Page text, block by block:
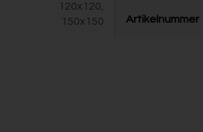
120x120,
150x150
Artikelnummer